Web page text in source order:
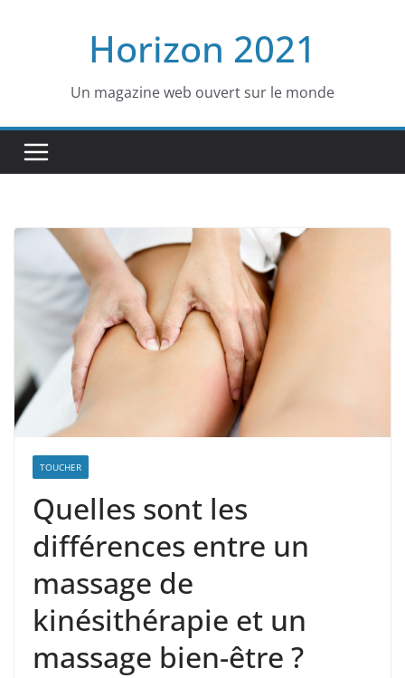
Horizon 2021
Un magazine web ouvert sur le monde
TOUCHER
Quelles sont les
différences entre un
massage de
kinésithérapie et un
massage bien-être ?